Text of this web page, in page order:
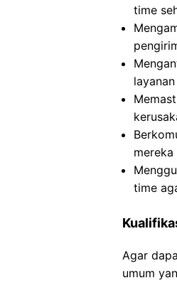
time
time
Agar
umum